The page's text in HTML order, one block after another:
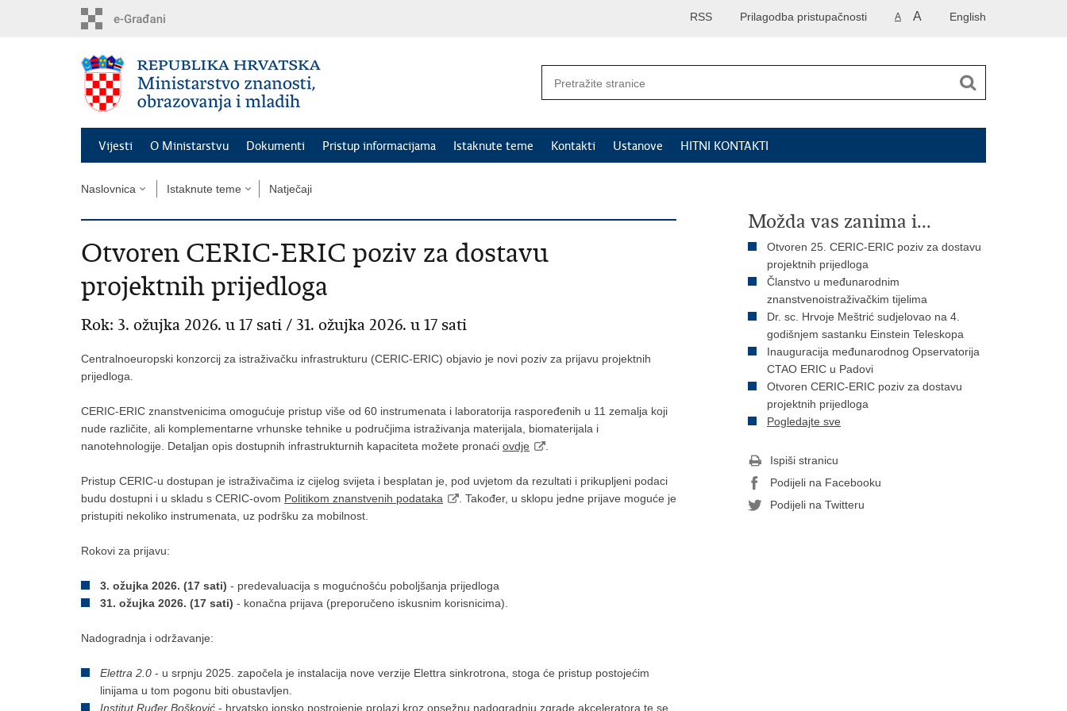
English
A A
Prilagodba pristupačnosti
RSS
Vijesti O Ministarstvu Dokumenti Pristup informacijama Istaknute teme Kontakti Ustanove HITNI KONTAKTI
Naslovnica Istaknute teme Natječaji
Otvoren CERIC-ERIC poziv za dostavu
projektnih prijedloga
Rok: 3. ožujka 2026. u 17 sati / 31. ožujka 2026. u 17 sati
Centralnoeuropski konzorcij za istraživačku infrastrukturu (CERIC-ERIC) objavio je novi poziv za prijavu projektnih
prijedloga.
CERIC-ERIC znanstvenicima omogućuje pristup više od 60 instrumenata i laboratorija raspoređenih u 11 zemalja koji
nude različite, ali komplementarne vrhunske tehnike u područjima istraživanja materijala, biomaterijala i
nanotehnologije. Detaljan opis dostupnih infrastrukturnih kapaciteta možete pronaći ovdje
Pristup CERIC-u dostupan je istraživačima iz cijelog svijeta i besplatan je, pod uvjetom da rezultati i prikupljeni podaci
budu dostupni i u skladu s CERIC-ovom Politikom znanstvenih podataka
. Također, u sklopu jedne prijave moguće je
pristupiti nekoliko instrumenata, uz podršku za mobilnost.
Rokovi za prijavu:
3. ožujka 2026. (17 sati) - predevaluacija s mogućnošću poboljšanja prijedloga
31. ožujka 2026. (17 sati) - konačna prijava (preporučeno iskusnim korisnicima).
Nadogradnja i održavanje:
Elettra 2.0 - u srpnju 2025. započela je instalacija nove verzije Elettra sinkrotrona, stoga će pristup postojećim
linijama u tom pogonu biti obustavljen.
Institut Ruđer Bošković - hrvatsko ionsko postrojenje prolazi kroz opsežnu nadogradnju zgrade akceleratora te se
Možda vas zanima i...
Otvoren 25. CERIC-ERIC poziv za dostavu
projektnih prijedloga
Članstvo u međunarodnim
znanstvenoistraživačkim tijelima
Dr. sc. Hrvoje Meštrić sudjelovao na 4.
godišnjem sastanku Einstein Teleskopa
Inauguracija međunarodnog Opservatorija
CTAO ERIC u Padovi
Otvoren CERIC-ERIC poziv za dostavu
projektnih prijedloga
Pogledajte sve
Ispiši stranicu
Podijeli na Facebooku
Podijeli na Twitteru